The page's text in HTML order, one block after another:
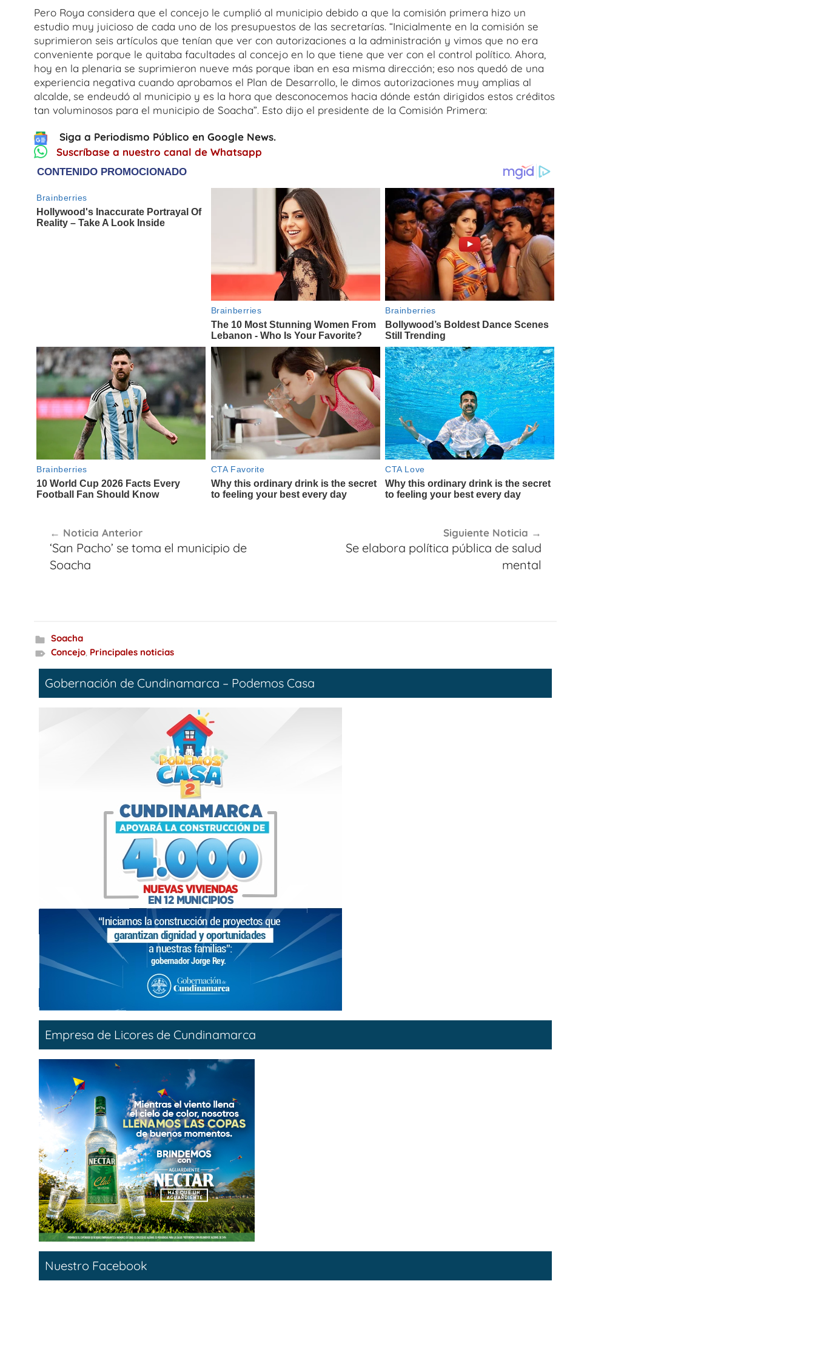
Pero Roya considera que el concejo le cumplió al municipio debido a que la comisión primera hizo un
estudio muy juicioso de cada uno de los presupuestos de las secretarías. “Inicialmente en la comisión se
suprimieron seis artículos que tenían que ver con autorizaciones a la administración y vimos que no era
conveniente porque le quitaba facultades al concejo en lo que tiene que ver con el control político. Ahora,
hoy en la plenaria se suprimieron nueve más porque iban en esa misma dirección; eso nos quedó de una
experiencia negativa cuando aprobamos el Plan de Desarrollo, le dimos autorizaciones muy amplias al
alcalde, se endeudó al municipio y es la hora que desconocemos hacia dónde están dirigidos estos créditos
tan voluminosos para el municipio de Soacha”. Esto dijo el presidente de la Comisión Primera:
Siga a Periodismo Público en Google News.
Suscríbase a nuestro canal de Whatsapp
de
entradas
Noticia Anterior
‘San Pacho’ se toma el municipio de
Soacha
Siguiente Noticia
Se elabora política pública de salud
mental
Soacha
Concejo, Principales noticias
Gobernación de Cundinamarca – Podemos Casa
Empresa de Licores de Cundinamarca
Nuestro Facebook